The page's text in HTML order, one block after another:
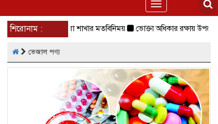
Toggle
navigation
শিরোনাম :
ছাতক উপজেলা শাখার মতবিনিময় ভোক্তা অধিকার রক্ষায় উপজেলা
ভেজাল পণ্য